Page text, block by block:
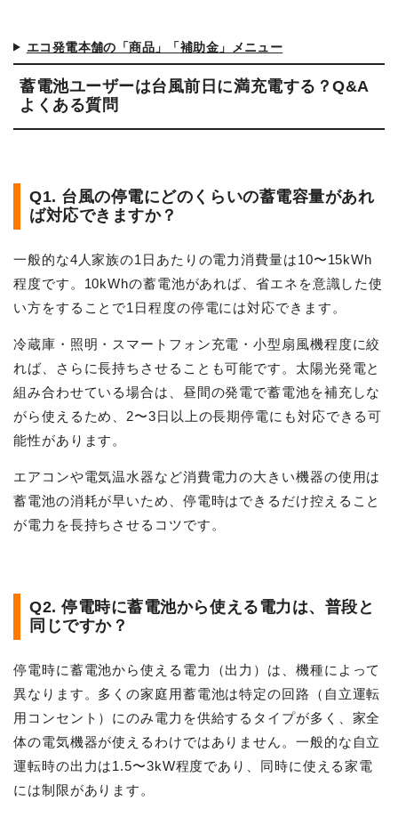
エコ発電本舗の「商品」「補助金」メニュー
蓄電池ユーザーは台風前日に満充電する？Q&A
よくある質問
Q1. 台風の停電にどのくらいの蓄電容量があれ
ば対応できますか？
一般的な4人家族の1日あたりの電力消費量は10〜15kWh
程度です。10kWhの蓄電池があれば、省エネを意識した使
い方をすることで1日程度の停電には対応できます。
冷蔵庫・照明・スマートフォン充電・小型扇風機程度に絞
れば、さらに長持ちさせることも可能です。太陽光発電と
組み合わせている場合は、昼間の発電で蓄電池を補充しな
がら使えるため、2〜3日以上の長期停電にも対応できる可
能性があります。
エアコンや電気温水器など消費電力の大きい機器の使用は
蓄電池の消耗が早いため、停電時はできるだけ控えること
が電力を長持ちさせるコツです。
Q2. 停電時に蓄電池から使える電力は、普段と
同じですか？
停電時に蓄電池から使える電力（出力）は、機種によって
異なります。多くの家庭用蓄電池は特定の回路（自立運転
用コンセント）にのみ電力を供給するタイプが多く、家全
体の電気機器が使えるわけではありません。一般的な自立
運転時の出力は1.5〜3kW程度であり、同時に使える家電
には制限があります。